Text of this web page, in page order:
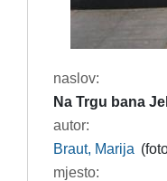
naslov:
Na Trgu bana
autor:
Braut, Marija
mjesto: